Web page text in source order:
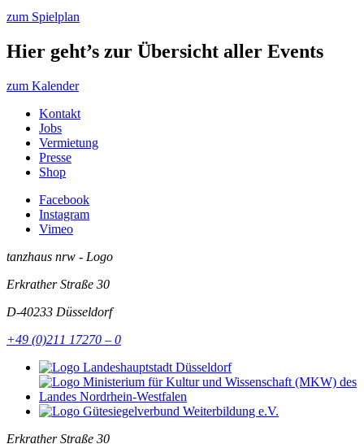
zum Spielplan
Hier geht’s zur Übersicht aller Events
zum Kalender
Kontakt
Jobs
Vermietung
Presse
Shop
Facebook
Instagram
Vimeo
tanzhaus nrw - Logo
Erkrather Straße 30
D-40233 Düsseldorf
+49 (0)211 17270 – 0
Erkrather Straße 30